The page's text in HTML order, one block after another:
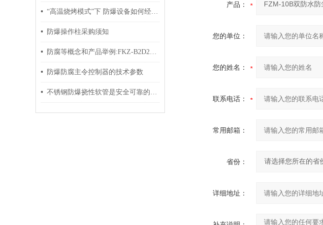
“高温烧烤模式”下 防爆设备如何经得住考验？
防爆操作柱采购须知
防腐等概念和产品举例:FKZ-B2D2K1防水防尘防腐控制箱|FZX-A1K1 A1-1A（100/5） K1-1C|FPX-4K防水防尘防腐配电箱|FCZ-B4D4K2B1G防水防尘防腐操作箱等
防爆防腐主令控制器的技术参数
不锈钢防爆挠性软管是安全可靠的工业管道解决方案
产品：
您的单位：
您的姓名：
联系电话：
常用邮箱：
省份：
详细地址：